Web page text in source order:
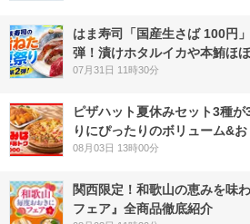
はま寿司「国産生さば 100円
弾！漬けホタルイカや本鮪ほ
07月31日 11時30分
ピザハット夏休みセット3種
りにぴったりのボリューム&
08月03日 13時00分
関西限定！和歌山の恵みを味
フェア』全商品徹底紹介